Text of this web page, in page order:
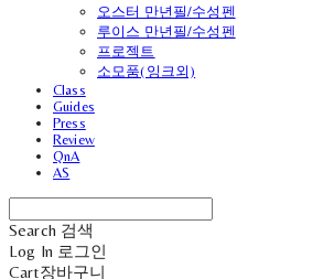
오스터 만년필/수성펜
루이스 만년필/수성펜
프로젝트
소모품(잉크외)
Class
Guides
Press
Review
QnA
AS
Search 검색
Log In 로그인
Cart장바구니